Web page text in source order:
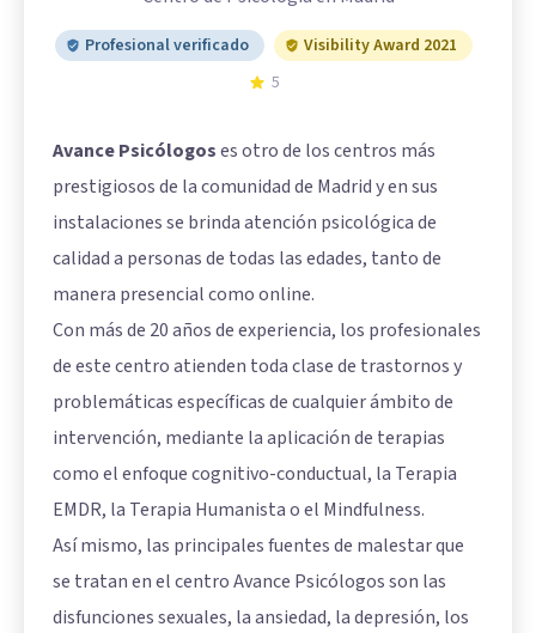
Profesional verificado
Visibility Award 2021
5
Avance Psicólogoses otro de los centros más
prestigiosos de la comunidad de Madrid y en sus
instalaciones se brinda atención psicológica de
calidad a personas de todas las edades, tanto de
manera presencial como online.
Con más de 20 años de experiencia, los profesionales
de este centro atienden toda clase de trastornos y
problemáticas específicas de cualquier ámbito de
intervención, mediante la aplicación de terapias
como el enfoque cognitivo-conductual, la Terapia
EMDR, la Terapia Humanista o el Mindfulness.
Así mismo, las principales fuentes de malestar que
se tratan en el centro Avance Psicólogos son las
disfunciones sexuales, la ansiedad, la depresión, los